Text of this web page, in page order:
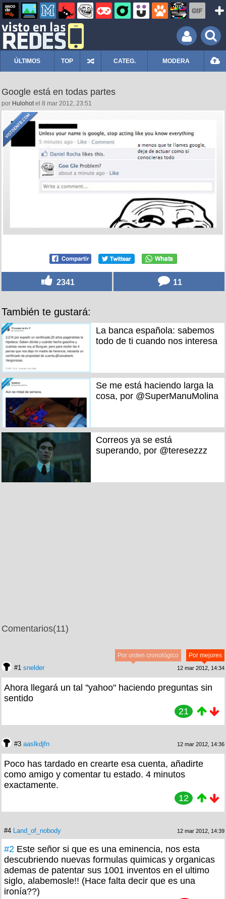
ÚLTIMOS TOP CATEG. MODERA
Google está en todas partes
por Hulohotel 8 mar 2012, 23:51
2341 11
También te gustará:
La banca española: sabemos
todo de ti cuando nos interesa
Se me está haciendo larga la
cosa, por @SuperManuMolina
Correos ya se está
superando, por @teresezzz
Comentarios(11)
Por mejores
Por orden cronológico
#1 snelder 12 mar 2012, 14:34
Ahora llegará un tal ''yahoo'' haciendo preguntas sin
sentido
21
#3 aaslkdjfn 12 mar 2012, 14:36
Poco has tardado en crearte esa cuenta, añadirte
como amigo y comentar tu estado. 4 minutos
exactamente.
12
#4 Land_of_nobody 12 mar 2012, 14:39
#2 Este señor si que es una eminencia, nos esta
descubriendo nuevas formulas quimicas y organicas
ademas de patentar sus 1001 inventos en el ultimo
siglo, alabemosle!! (Hace falta decir que es una
ironía??)